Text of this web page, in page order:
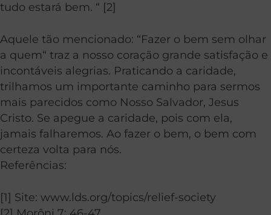
tudo estará bem. “ [2]
Aquele tão mencionado: “Fazer o bem sem olhar
a quem“ traz a nosso coração grande satisfação e
incontáveis alegrias. Praticando a caridade,
trilhamos um importante caminho para sermos
mais parecidos como Nosso Salvador, Jesus
Cristo. Se apegue a caridade, pois com ela,
jamais falharemos. Ao fazer o bem, o bem com
certeza volta para nós.
Referências:
[1] Site: www.lds.org/topics/relief-society